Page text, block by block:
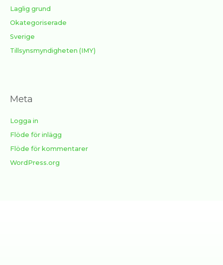
Laglig grund
Okategoriserade
Sverige
Tillsynsmyndigheten (IMY)
Meta
Logga in
Flöde för inlägg
Flöde för kommentarer
WordPress.org